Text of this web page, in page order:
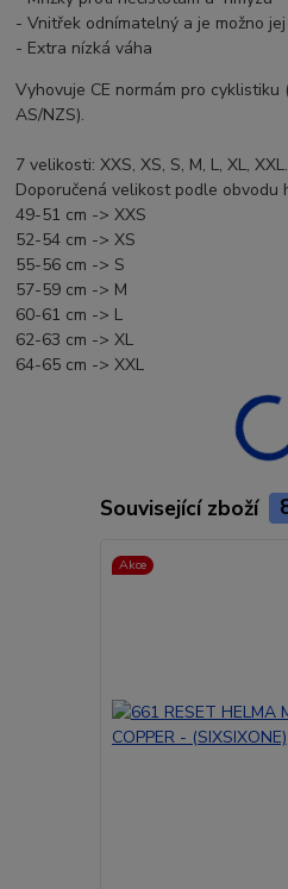
- Vnitřek odnímatelný a je možno
- Extra nízká váha
Vyhovuje CE normám pro cyklistiku
AS/NZS).
7 velikosti: XXS, XS, S, M, L, XL, XXL.
Doporučená velikost podle obvodu
49-51 cm -> XXS
52-54 cm -> XS
55-56 cm -> S
57-59 cm -> M
60-61 cm -> L
62-63 cm -> XL
64-65 cm -> XXL
Související zboží
Akce